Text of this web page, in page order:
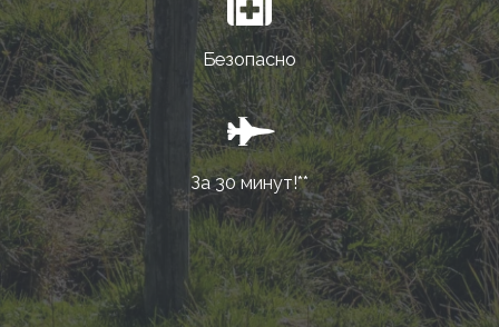
Безопасно
За 30 минут!**